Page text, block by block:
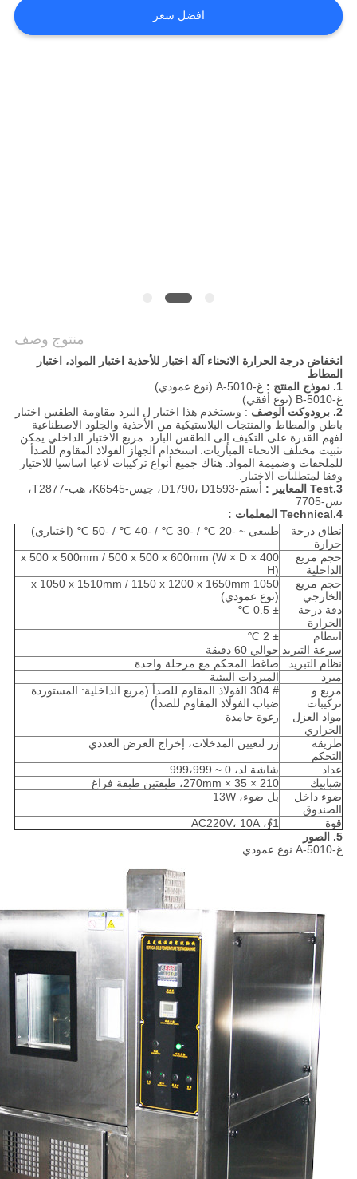
اقتباس
افضل سعر
منتوج وصف
انخفاض درجة الحرارة الانحناء آلة اختبار للأحذية اختبار المواد، اختبار
المطاط
1. نموذج المنتج
: غ-5010-A (نوع عمودي)
غ-5010-B (نوع أفقي)
2. برودوكت الوصف
: ويستخدم هذا اختبار ل البرد مقاومة الطقس اختبار
باطن والمطاط والمنتجات البلاستيكية من الأحذية والجلود الاصطناعية
لفهم القدرة على التكيف إلى الطقس البارد. مربع الاختبار الداخلي يمكن
تثبيت مختلف الانحناء المباريات. استخدام الجهاز الفولاذ المقاوم للصدأ
للملحقات وضميمة المواد. هناك جميع أنواع تركيبات لاعبا اساسيا للاختيار
وفقا لمتطلبات الاختبار.
3.Test المعايير
:
أستم-D1790، D1593، جيس-K6545، هب-T2877،
نس-7705
4.Technical المعلمات
:
نطاق درجة
حرارة
طبيعي ~ -20 ℃ / -30 ℃ / -40 ℃ / -50 ℃ (اختياري)
حجم مربع
الداخلية
400 x 500 x 500mm / 500 x 500 x 600mm (W × D ×
H)
حجم مربع
الخارجي
1050 x 1050 x 1510mm / 1150 x 1200 x 1650mm
(نوع عمودي)
دقة درجة
الحرارة
± 0.5 ℃
انتظام
± 2 ℃
سرعة التبريد حوالي 60 دقيقة
نظام التبريد
ضاغط المحكم مع مرحلة واحدة
مبرد
المبردات البيئية
مربع و
تركيبات
# 304 الفولاذ المقاوم للصدأ (مربع الداخلية: المستوردة
ضباب الفولاذ المقاوم للصدأ)
مواد العزل
الحراري
رغوة جامدة
طريقة
التحكم
زر لتعيين المدخلات، إخراج العرض العددي
عداد
شاشة لد، 0 ~ 999،999
شبابيك
210 × 35 × 270mm، طبقتين طبقة فراغ
ضوء داخل
الصندوق
بل ضوء، 13W
قوة
1∮، AC220V، 10A
5. الصور
غ-5010-A نوع عمودي